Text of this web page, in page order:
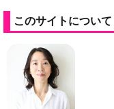
このサイトについて